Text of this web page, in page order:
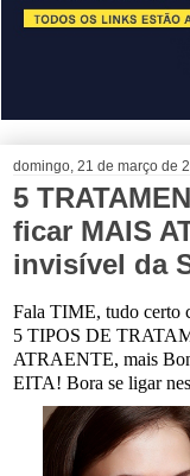
domingo, 21 de março de
5
ficar MAIS
invisível da
Fala TIME, tudo certo
5 TIPOS DE
ATRAENTE, mais
EITA! Bora se ligar